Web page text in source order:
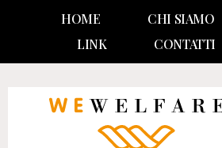
HOME CHI SIAMO
LINK
CONTATTI